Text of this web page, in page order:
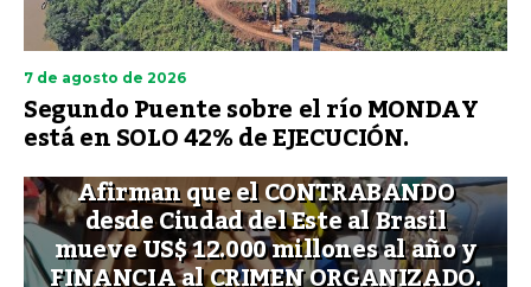
7 de agosto de 2026
Segundo Puente sobre el río MONDAY
está en SOLO 42% de EJECUCIÓN.
Afirman que el CONTRABANDO
desde Ciudad del Este al Brasil
mueve US$ 12.000 millones al año y